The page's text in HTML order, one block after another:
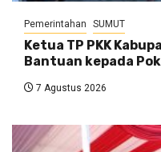
Pemerintahan SUMUT
Ketua TP PKK
Bantuan kepada
7 Agustus 2026